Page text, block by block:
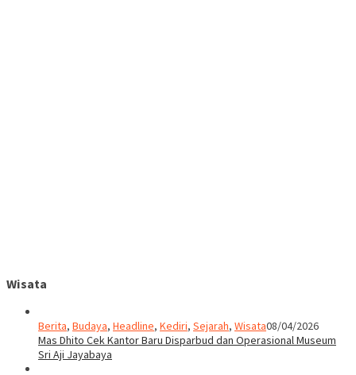
Wisata
Berita, Budaya, Headline, Kediri, Sejarah, Wisata08/04/2026
Mas Dhito Cek Kantor Baru Disparbud dan Operasional Museum
Sri Aji Jayabaya